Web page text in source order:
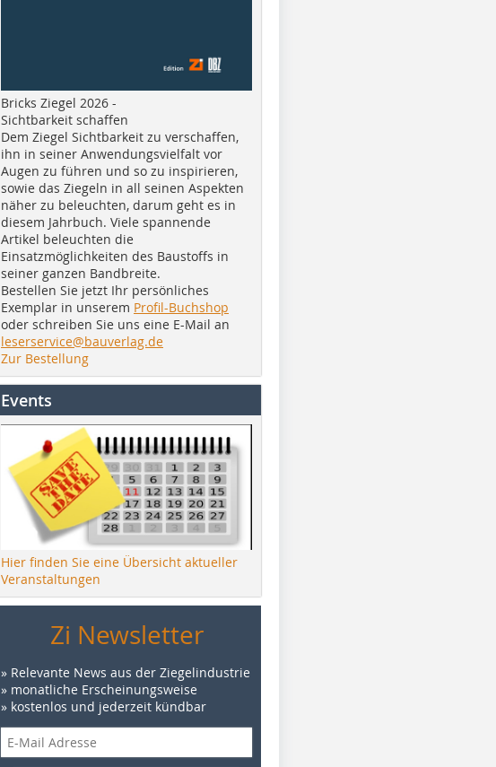
Bricks Ziegel 2026 -
Sichtbarkeit schaffen
Dem Ziegel Sichtbarkeit zu verschaffen,
ihn in seiner Anwendungsvielfalt vor
Augen zu führen und so zu inspirieren,
sowie das Ziegeln in all seinen Aspekten
näher zu beleuchten, darum geht es in
diesem Jahrbuch. Viele spannende
Artikel beleuchten die
Einsatzmöglichkeiten des Baustoffs in
seiner ganzen Bandbreite.
Bestellen Sie jetzt Ihr persönliches
Exemplar in unserem Profil-Buchshop
oder schreiben Sie uns eine E-Mail an
leserservice@bauverlag.de
Zur Bestellung
Events
Hier finden Sie eine Übersicht aktueller
Veranstaltungen
Zi Newsletter
» Relevante News aus der Ziegelindustrie
» monatliche Erscheinungsweise
» kostenlos und jederzeit kündbar